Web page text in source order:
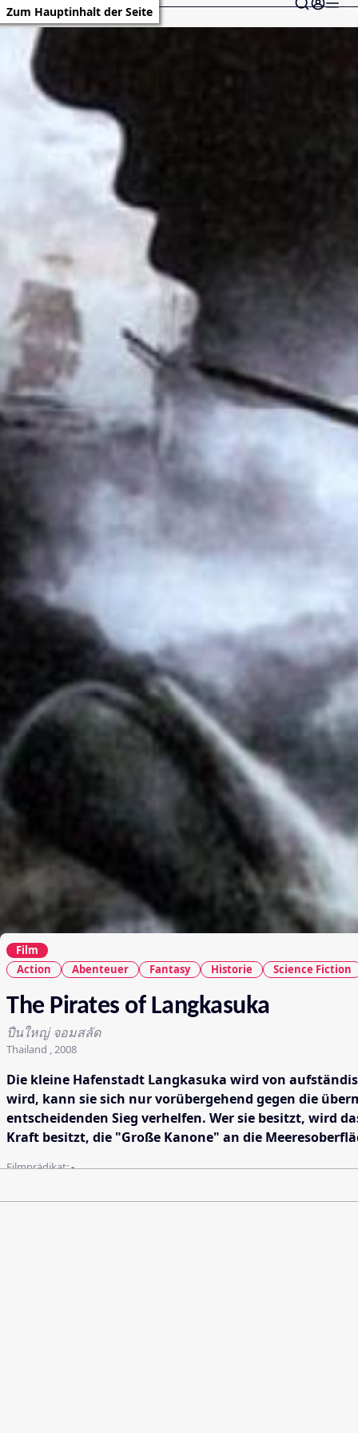
Zum Hauptinhalt der Seite
Film
Action
Abenteuer Fantasy Historie Science Fiction
The Pirates of Langkasuka
ปืนใหญ่ จอมสลัด
Thailand , 2008
Die kleine Hafenstadt Langkasuka wird von
wird, kann sie sich nur vorübergehend gegen die
entscheidenden Sieg verhelfen. Wer sie besitzt, wird
Kraft besitzt, die "Große Kanone" an die
Filmprädikat:-